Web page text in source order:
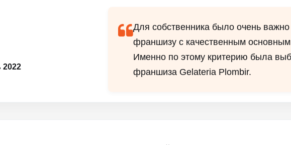
2022
Для собственника было очень важно
франшизу с качественным
Именно по этому критерию была
франшиза Gelateria Plombir.